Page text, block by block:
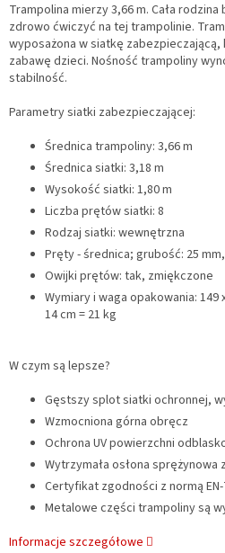
Trampolina mierzy 3,66 m. Cała
zdrowo ćwiczyć na tej trampolinie.
wyposażona w siatkę
zabawę dzieci. Nośność trampoliny
stabilność.
Parametry siatki zabezpieczającej:
Średnica trampoliny: 3,66 m
Średnica siatki: 3,18 m
Wysokość siatki: 1,80 m
Liczba prętów siatki: 8
Rodzaj siatki: wewnętrzna
Pręty - średnica; grubość: 25
Owijki prętów: tak, zmiękczone
Wymiary i waga opakowania: 149
14 cm = 21 kg
W czym są lepsze?
Gęstszy splot siatki ochronnej,
Wzmocniona górna obręcz
Ochrona UV powierzchni
Wytrzymała osłona sprężynowa
Certyfikat zgodności z normą EN-
Metalowe części trampoliny są
Informacje szczegółowe